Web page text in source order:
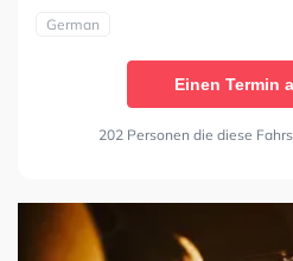
German
Einen Termin
202 Personen die diese